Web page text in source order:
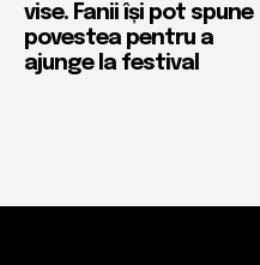
vise. Fanii își pot spune
povestea pentru a
ajunge la festival